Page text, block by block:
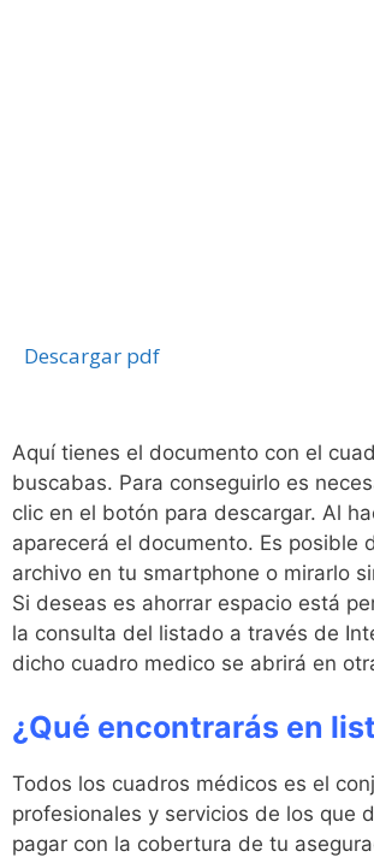
Descargar pdf
Aquí tienes el documento con el
buscabas. Para conseguirlo es
clic en el botón para descargar. Al
aparecerá el documento. Es posible
archivo en tu smartphone o mirarlo
Si deseas es ahorrar espacio está
la consulta del listado a través de
dicho cuadro medico se abrirá en
¿Qué encontrarás en
Todos los cuadros médicos es el
profesionales y servicios de los que
pagar con la cobertura de tu